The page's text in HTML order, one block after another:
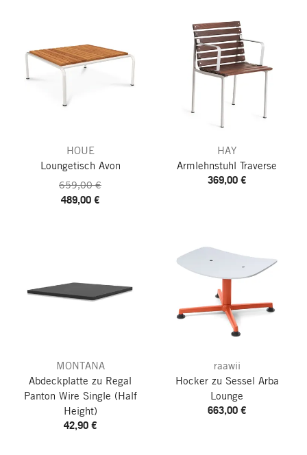
HOUE
Loungetisch Avon
659,00 €
489,00 €
HAY
Armlehnstuhl Traverse
369,00 €
MONTANA
Abdeckplatte zu Regal
Panton Wire Single (Half
Height)
42,90 €
raawii
Hocker zu Sessel Arba
Lounge
663,00 €